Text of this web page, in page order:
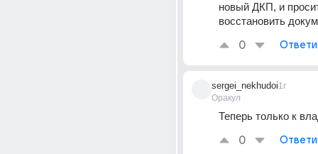
новый ДКП, и
восстановить
0
sergei_nekhudoi
Оракул
1г
Теперь только к
0